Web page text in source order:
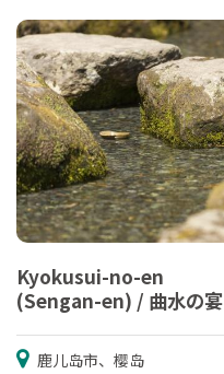
Kyokusui-no-en
(Sengan-en) / 曲水の宴
鹿儿岛市、樱岛